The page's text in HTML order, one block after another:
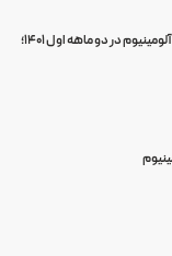
افزایش 4 درصدی تولید شمش آلومینیوم در دو ماهه اول 1401؛